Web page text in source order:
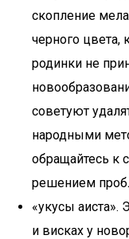
скопление
черного цвета,
родинки не
советуют
народными
обращайтесь к
решением
«укусы аиста».
и висках у